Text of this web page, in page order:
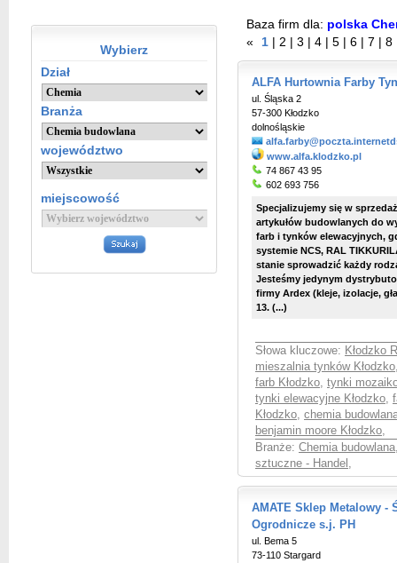
Wybierz
Dział
Branża
województwo
miejscowość
Baza firm dla: polska
«
1 2 3 4 5 6 7 8
ALFA Hurtownia Farby
ul. Śląska 2
57-300 Kłodzko
dolnośląskie
www.alfa.klodzko.pl
74 867 43 95
602 693 756
Specjalizujemy się w
artykułów budowlanych do
farb i tynków elewacyjnych,
systemie NCS, RAL
stanie sprowadzić każdy
Jesteśmy jedynym
firmy Ardex (kleje, izolacje,
13. (...)
Słowa kluczowe: Kłodzko
mieszalnia tynków Kłodzko
farb Kłodzko, tynki
tynki elewacyjne Kłodzko,
Kłodzko, chemia
benjamin moore Kłodzko,
Branże: Chemia budowlana
sztuczne - Handel ,
AMATE Sklep Metalowy -
Ogrodnicze s.j. PH
ul. Bema 5
73-110 Stargard